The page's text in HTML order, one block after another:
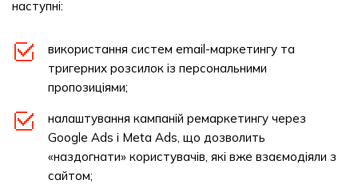
наступні:
використання систем email-маркетингу та
тригерних розсилок із персональними
пропозиціями;
налаштування кампаній ремаркетингу через
Google Ads і Meta Ads, що дозволить
«наздогнати» користувачів, які вже взаємодіяли з
сайтом;